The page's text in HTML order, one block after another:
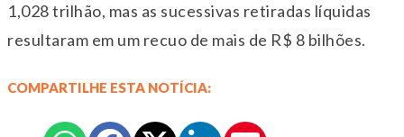
1,028 trilhão, mas as sucessivas retiradas líquidas
resultaram em um recuo de mais de R$ 8 bilhões.
COMPARTILHE ESTA NOTÍCIA: